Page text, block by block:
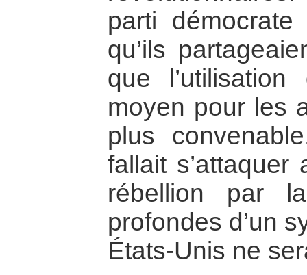
parti démocrate
qu’ils
que
moyen pour les
plus
fallait
rébellion par
profondes d’un
États-Unis ne